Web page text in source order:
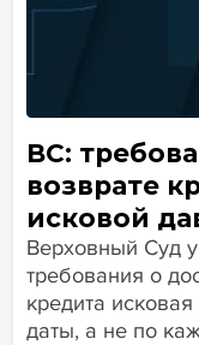
ВС:
возврате
исковой
Верховный Суд
требования о
кредита
даты, а не по